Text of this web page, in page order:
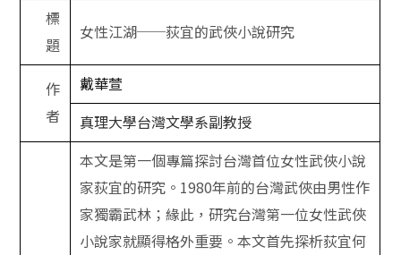
標
題
女性江湖──荻宜的武俠小說研究
作
者
戴華萱
真理大學台灣文學系副教授
本文是第一個專篇探討台灣首位女性武俠小說
家荻宜的研究。 1980年前的台灣武俠由男性作
家獨霸武林；緣此，研究台灣第一位女性武俠
小說家就顯得格外重要。本文首先探析荻宜何